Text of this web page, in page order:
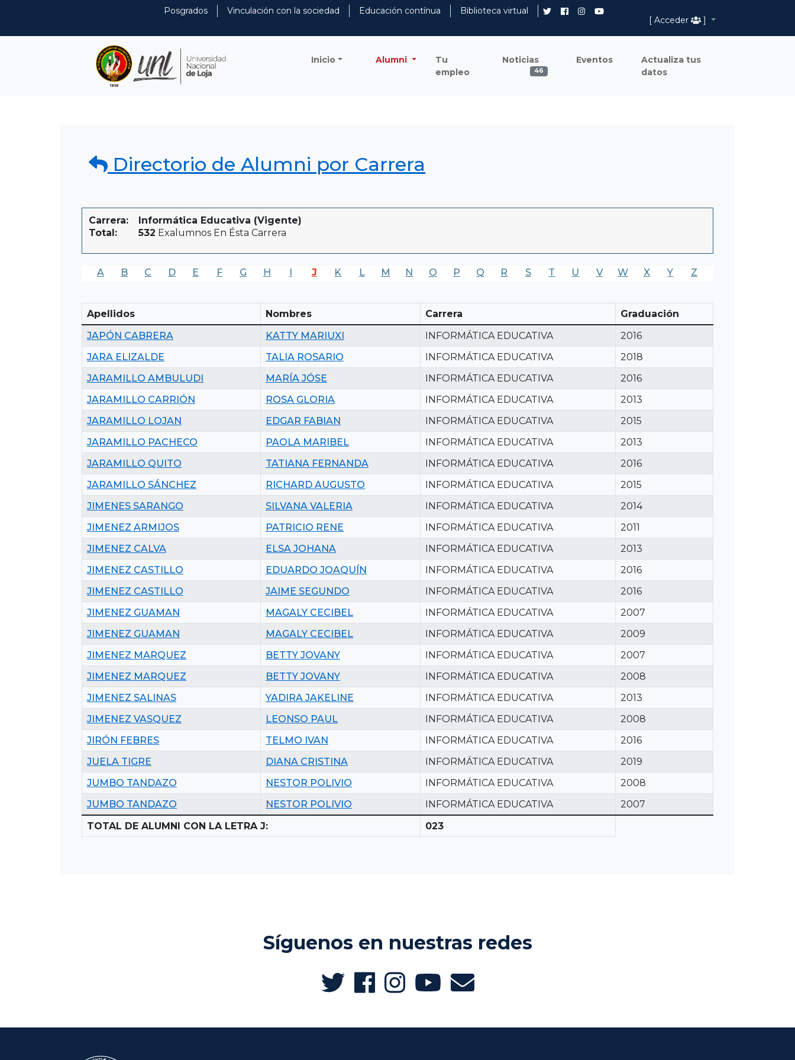
Posgrados Vinculación con la sociedad Educación contínua
Biblioteca virtual
[ Acceder
]
Inicio Alumni
Tu
empleo
Noticias
46
Eventos
Actualiza tus
datos
Directorio de Alumni por Carrera
Carrera:
Informática Educativa (Vigente)
Total:
532 Exalumnos En Ésta Carrera
A B C D E F G H I J K L M N O P Q R S T U V W X Y Z
Apellidos Nombres Carrera
Graduación
JAPÓN CABRERA
KATTY MARIUXI INFORMÁTICA EDUCATIVA
2016
JARA ELIZALDE
TALIA ROSARIO INFORMÁTICA EDUCATIVA
2018
JARAMILLO AMBULUDI
MARÍA JÓSE INFORMÁTICA EDUCATIVA
2016
JARAMILLO CARRIÓN
ROSA GLORIA INFORMÁTICA EDUCATIVA
2013
JARAMILLO LOJAN
EDGAR FABIAN INFORMÁTICA EDUCATIVA
2015
JARAMILLO PACHECO
PAOLA MARIBEL INFORMÁTICA EDUCATIVA
2013
JARAMILLO QUITO
TATIANA FERNANDA INFORMÁTICA EDUCATIVA
2016
JARAMILLO SÁNCHEZ
RICHARD AUGUSTO INFORMÁTICA EDUCATIVA
2015
JIMENES SARANGO
SILVANA VALERIA INFORMÁTICA EDUCATIVA
2014
JIMENEZ ARMIJOS
PATRICIO RENE INFORMÁTICA EDUCATIVA
2011
JIMENEZ CALVA
ELSA JOHANA INFORMÁTICA EDUCATIVA
2013
JIMENEZ CASTILLO
EDUARDO JOAQUÍN INFORMÁTICA EDUCATIVA
2016
JIMENEZ CASTILLO
JAIME SEGUNDO INFORMÁTICA EDUCATIVA
2016
JIMENEZ GUAMAN
MAGALY CECIBEL INFORMÁTICA EDUCATIVA
2007
JIMENEZ GUAMAN
MAGALY CECIBEL INFORMÁTICA EDUCATIVA
2009
JIMENEZ MARQUEZ
BETTY JOVANY INFORMÁTICA EDUCATIVA
2007
JIMENEZ MARQUEZ
BETTY JOVANY INFORMÁTICA EDUCATIVA
2008
JIMENEZ SALINAS
YADIRA JAKELINE INFORMÁTICA EDUCATIVA
2013
JIMENEZ VASQUEZ
LEONSO PAUL INFORMÁTICA EDUCATIVA
2008
JIRÓN FEBRES
TELMO IVAN INFORMÁTICA EDUCATIVA
2016
JUELA TIGRE
DIANA CRISTINA INFORMÁTICA EDUCATIVA
2019
JUMBO TANDAZO
NESTOR POLIVIO INFORMÁTICA EDUCATIVA
2008
JUMBO TANDAZO
NESTOR POLIVIO INFORMÁTICA EDUCATIVA
2007
TOTAL DE ALUMNI CON LA LETRA J:
023
Síguenos en nuestras redes